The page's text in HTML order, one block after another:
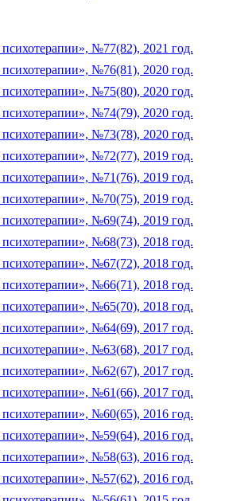
№77(82), 2021 год.
№76(81), 2020 год.
№75(80), 2020 год.
№74(79), 2020 год.
№73(78), 2020 год.
№72(77), 2019 год.
№71(76), 2019 год.
№70(75), 2019 год.
№69(74), 2019 год.
№68(73), 2018 год.
№67(72), 2018 год.
№66(71), 2018 год.
№65(70), 2018 год.
№64(69), 2017 год.
№63(68), 2017 год.
№62(67), 2017 год.
№61(66), 2017 год.
№60(65), 2016 год.
№59(64), 2016 год.
№58(63), 2016 год.
№57(62), 2016 год.